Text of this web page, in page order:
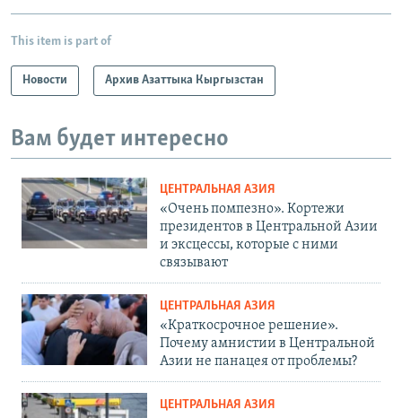
This item is part of
Новости Архив Азаттыка Кыргызстан
Вам будет интересно
ЦЕНТРАЛЬНАЯ АЗИЯ
«Очень помпезно». Кортежи
президентов в Центральной Азии
и эксцессы, которые с ними
связывают
ЦЕНТРАЛЬНАЯ АЗИЯ
«Краткосрочное решение».
Почему амнистии в Центральной
Азии не панацея от проблемы?
ЦЕНТРАЛЬНАЯ АЗИЯ